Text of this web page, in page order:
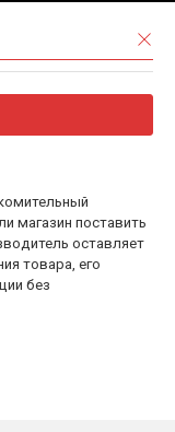
магазин поставить
оставляет
товара, его
без